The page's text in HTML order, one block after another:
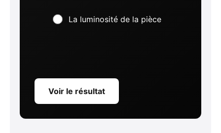
La luminosité de la pièce
Voir le résultat